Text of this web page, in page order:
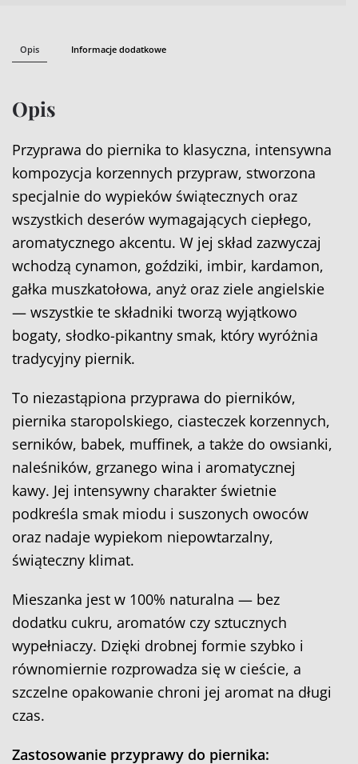
Opis Informacje dodatkowe
Opis
Przyprawa do piernika to klasyczna, intensywna
kompozycja korzennych przypraw, stworzona
specjalnie do wypieków świątecznych oraz
wszystkich deserów wymagających ciepłego,
aromatycznego akcentu. W jej skład zazwyczaj
wchodzą cynamon, goździki, imbir, kardamon,
gałka muszkatołowa, anyż oraz ziele angielskie
— wszystkie te składniki tworzą wyjątkowo
bogaty, słodko-pikantny smak, który wyróżnia
tradycyjny piernik.
To niezastąpiona przyprawa do pierników,
piernika staropolskiego, ciasteczek korzennych,
serników, babek, muffinek, a także do owsianki,
naleśników, grzanego wina i aromatycznej
kawy. Jej intensywny charakter świetnie
podkreśla smak miodu i suszonych owoców
oraz nadaje wypiekom niepowtarzalny,
świąteczny klimat.
Mieszanka jest w 100% naturalna — bez
dodatku cukru, aromatów czy sztucznych
wypełniaczy. Dzięki drobnej formie szybko i
równomiernie rozprowadza się w cieście, a
szczelne opakowanie chroni jej aromat na długi
czas.
Zastosowanie przyprawy do piernika: